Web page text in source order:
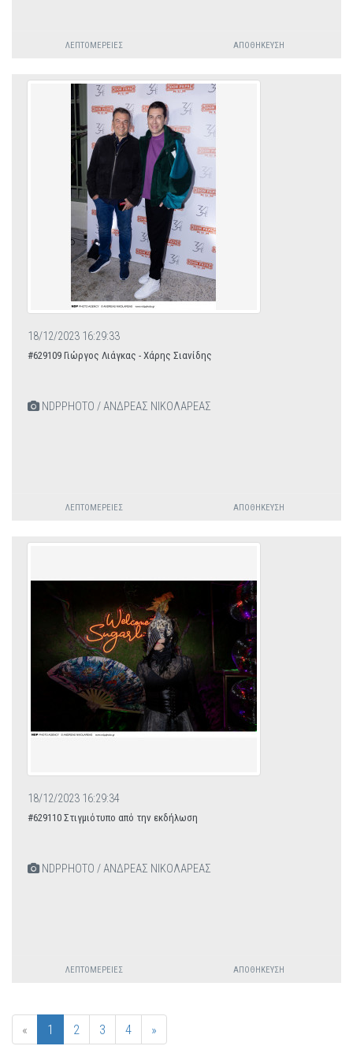
ΛΕΠΤΟΜΈΡΕΙΕΣ ΑΠΟΘΉΚΕΥΣΗ
18/12/2023 16:29:33
#629109 Γιώργος Λιάγκας - Χάρης Σιανίδης
NDPPHOTO / ΑΝΔΡΕΑΣ ΝΙΚΟΛΑΡΕΑΣ
ΛΕΠΤΟΜΈΡΕΙΕΣ ΑΠΟΘΉΚΕΥΣΗ
18/12/2023 16:29:34
#629110 Στιγμιότυπο από την εκδήλωση
NDPPHOTO / ΑΝΔΡΕΑΣ ΝΙΚΟΛΑΡΕΑΣ
ΛΕΠΤΟΜΈΡΕΙΕΣ ΑΠΟΘΉΚΕΥΣΗ
« 1 2 3 4 »